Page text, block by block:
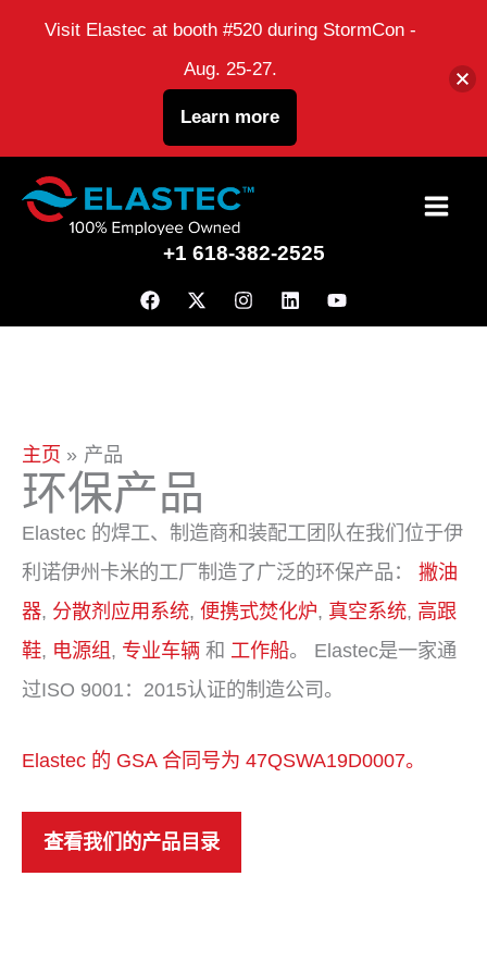
+1 618-382-2525
主页 产品
环保产品
Elastec 的焊工、制造商和装配工团队在我们位于伊
利诺伊州卡米的工厂制造了广泛的环保产品： 撇油
器, 分散剂应用系统, 便携式焚化炉, 真空系统, 高跟
鞋, 电源组, 专业车辆 和 工作船。 Elastec是一家通
过ISO 9001：2015认证的制造公司。
Elastec 的 GSA 合同号为 47QSWA19D0007。
查看我们的产品目录
Visit Elastec at booth #520 during StormCon -
Aug. 25-27.
Learn more